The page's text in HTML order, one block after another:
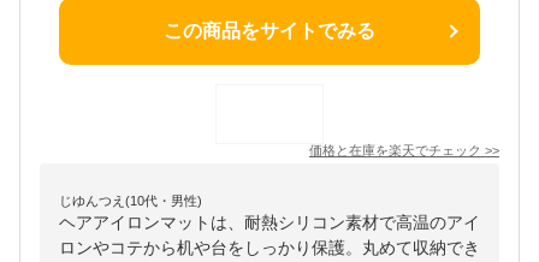
この商品をサイトでみる
価格と在庫を楽天でチェック >>
じゆんつえ(10代・男性)
ヘアアイロンマットは、耐熱シリコン素材で高温のアイ
ロンやコテから机や台をしっかり保護。丸めて収納でき